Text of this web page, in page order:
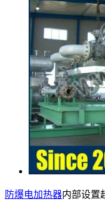
防爆电加热器内部设置